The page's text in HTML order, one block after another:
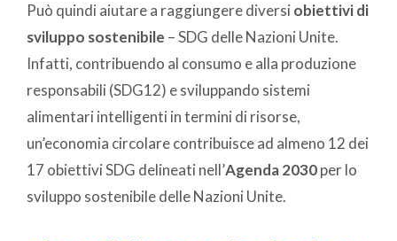
Può quindi aiutare a raggiungere diversi obiettivi di
sviluppo sostenibile – SDG delle Nazioni Unite.
Infatti, contribuendo al consumo e alla produzione
responsabili (SDG12) e sviluppando sistemi
alimentari intelligenti in termini di risorse,
un’economia circolare contribuisce ad almeno 12 dei
17 obiettivi SDG delineati nell’Agenda 2030per lo
sviluppo sostenibile delle Nazioni Unite.